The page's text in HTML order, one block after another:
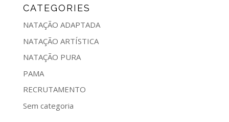
CATEGORIES
NATAÇÃO ADAPTADA
NATAÇÃO ARTÍSTICA
NATAÇÃO PURA
PAMA
RECRUTAMENTO
Sem categoria